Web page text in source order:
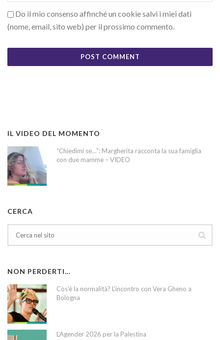
Do il mio consenso affinché un cookie salvi i miei dati
(nome, email, sito web) per il prossimo commento.
IL VIDEO DEL MOMENTO
“Chiedimi se…”: Margherita racconta la sua famiglia
con due mamme – VIDEO
CERCA
NON PERDERTI…
Cos’è la normalità? L’incontro con Vera Gheno a
Bologna
L’Agender 2026 per la Palestina